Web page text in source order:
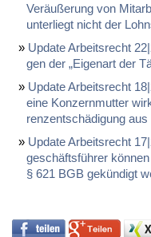
Veräußerung von
un­ter­liegt nicht der
Up­date Ar­beits­recht
gen der „Ei­gen­art der
Up­date Ar­beits­recht
ei­ne Kon­zern­mut­ter
ren­zentschädi­gung aus
Up­date Ar­beits­recht
geschäftsführer
§ 621 BGB gekündigt